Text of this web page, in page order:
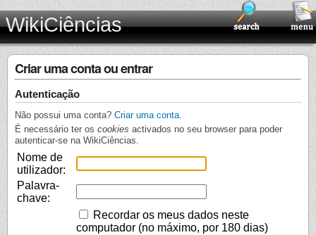
WikiCiências
Criar uma conta ou entrar
Autenticação
Não possui uma conta? Criar uma conta
É necessário ter os cookies activados no seu browser para poder
autenticar-se na WikiCiências.
Nome de
utilizador:
Palavra-
chave:
Recordar os meus dados neste
computador (no máximo, por 180 dias)